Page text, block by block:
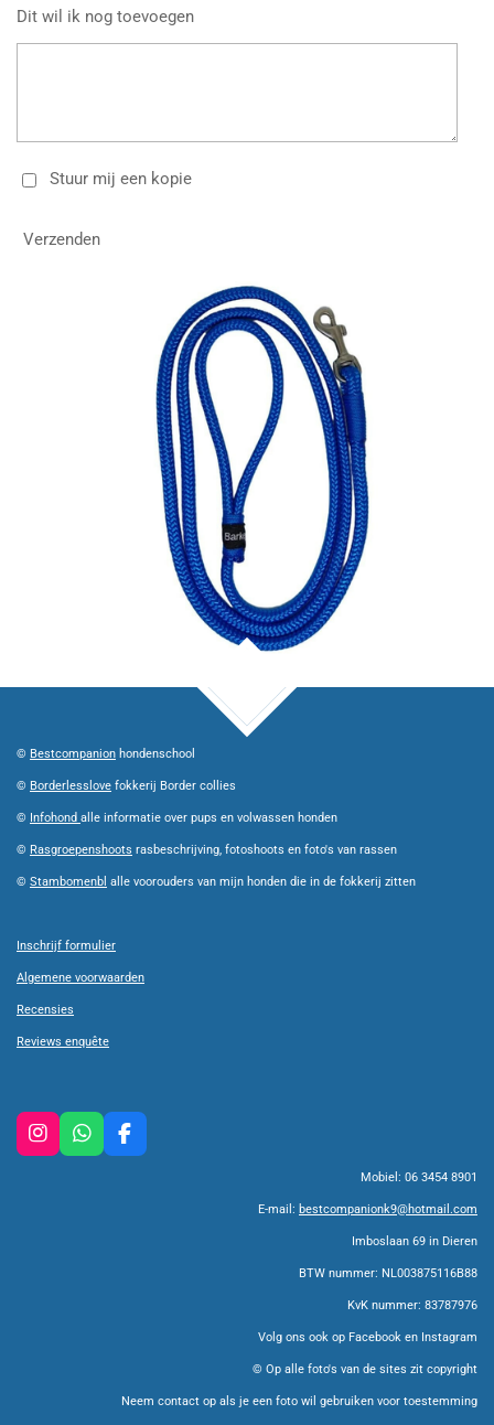
Dit wil ik nog toevoegen
Stuur mij een kopie
Verzenden
© Bestcompanion hondenschool
© Borderlesslove fokkerij Border collies
© Infohond alle informatie over pups en volwassen honden
© Rasgroepenshoots rasbeschrijving, fotoshoots en foto's van rassen
© Stambomenbl alle voorouders van mijn honden die in de fokkerij zitten
Inschrijf formulier
Algemene voorwaarden
Recensies
Reviews enquête
I
n
W
h
F
a
Mobiel: 06 3454 8901
E-mail: bestcompanionk9@hotmail.com
Imboslaan 69 in Dieren
BTW nummer: NL003875116B88
KvK nummer: 83787976
Volg ons ook op Facebook en Instagram
© Op alle foto's van de sites zit copyright
Neem contact op als je een foto wil gebruiken voor toestemming